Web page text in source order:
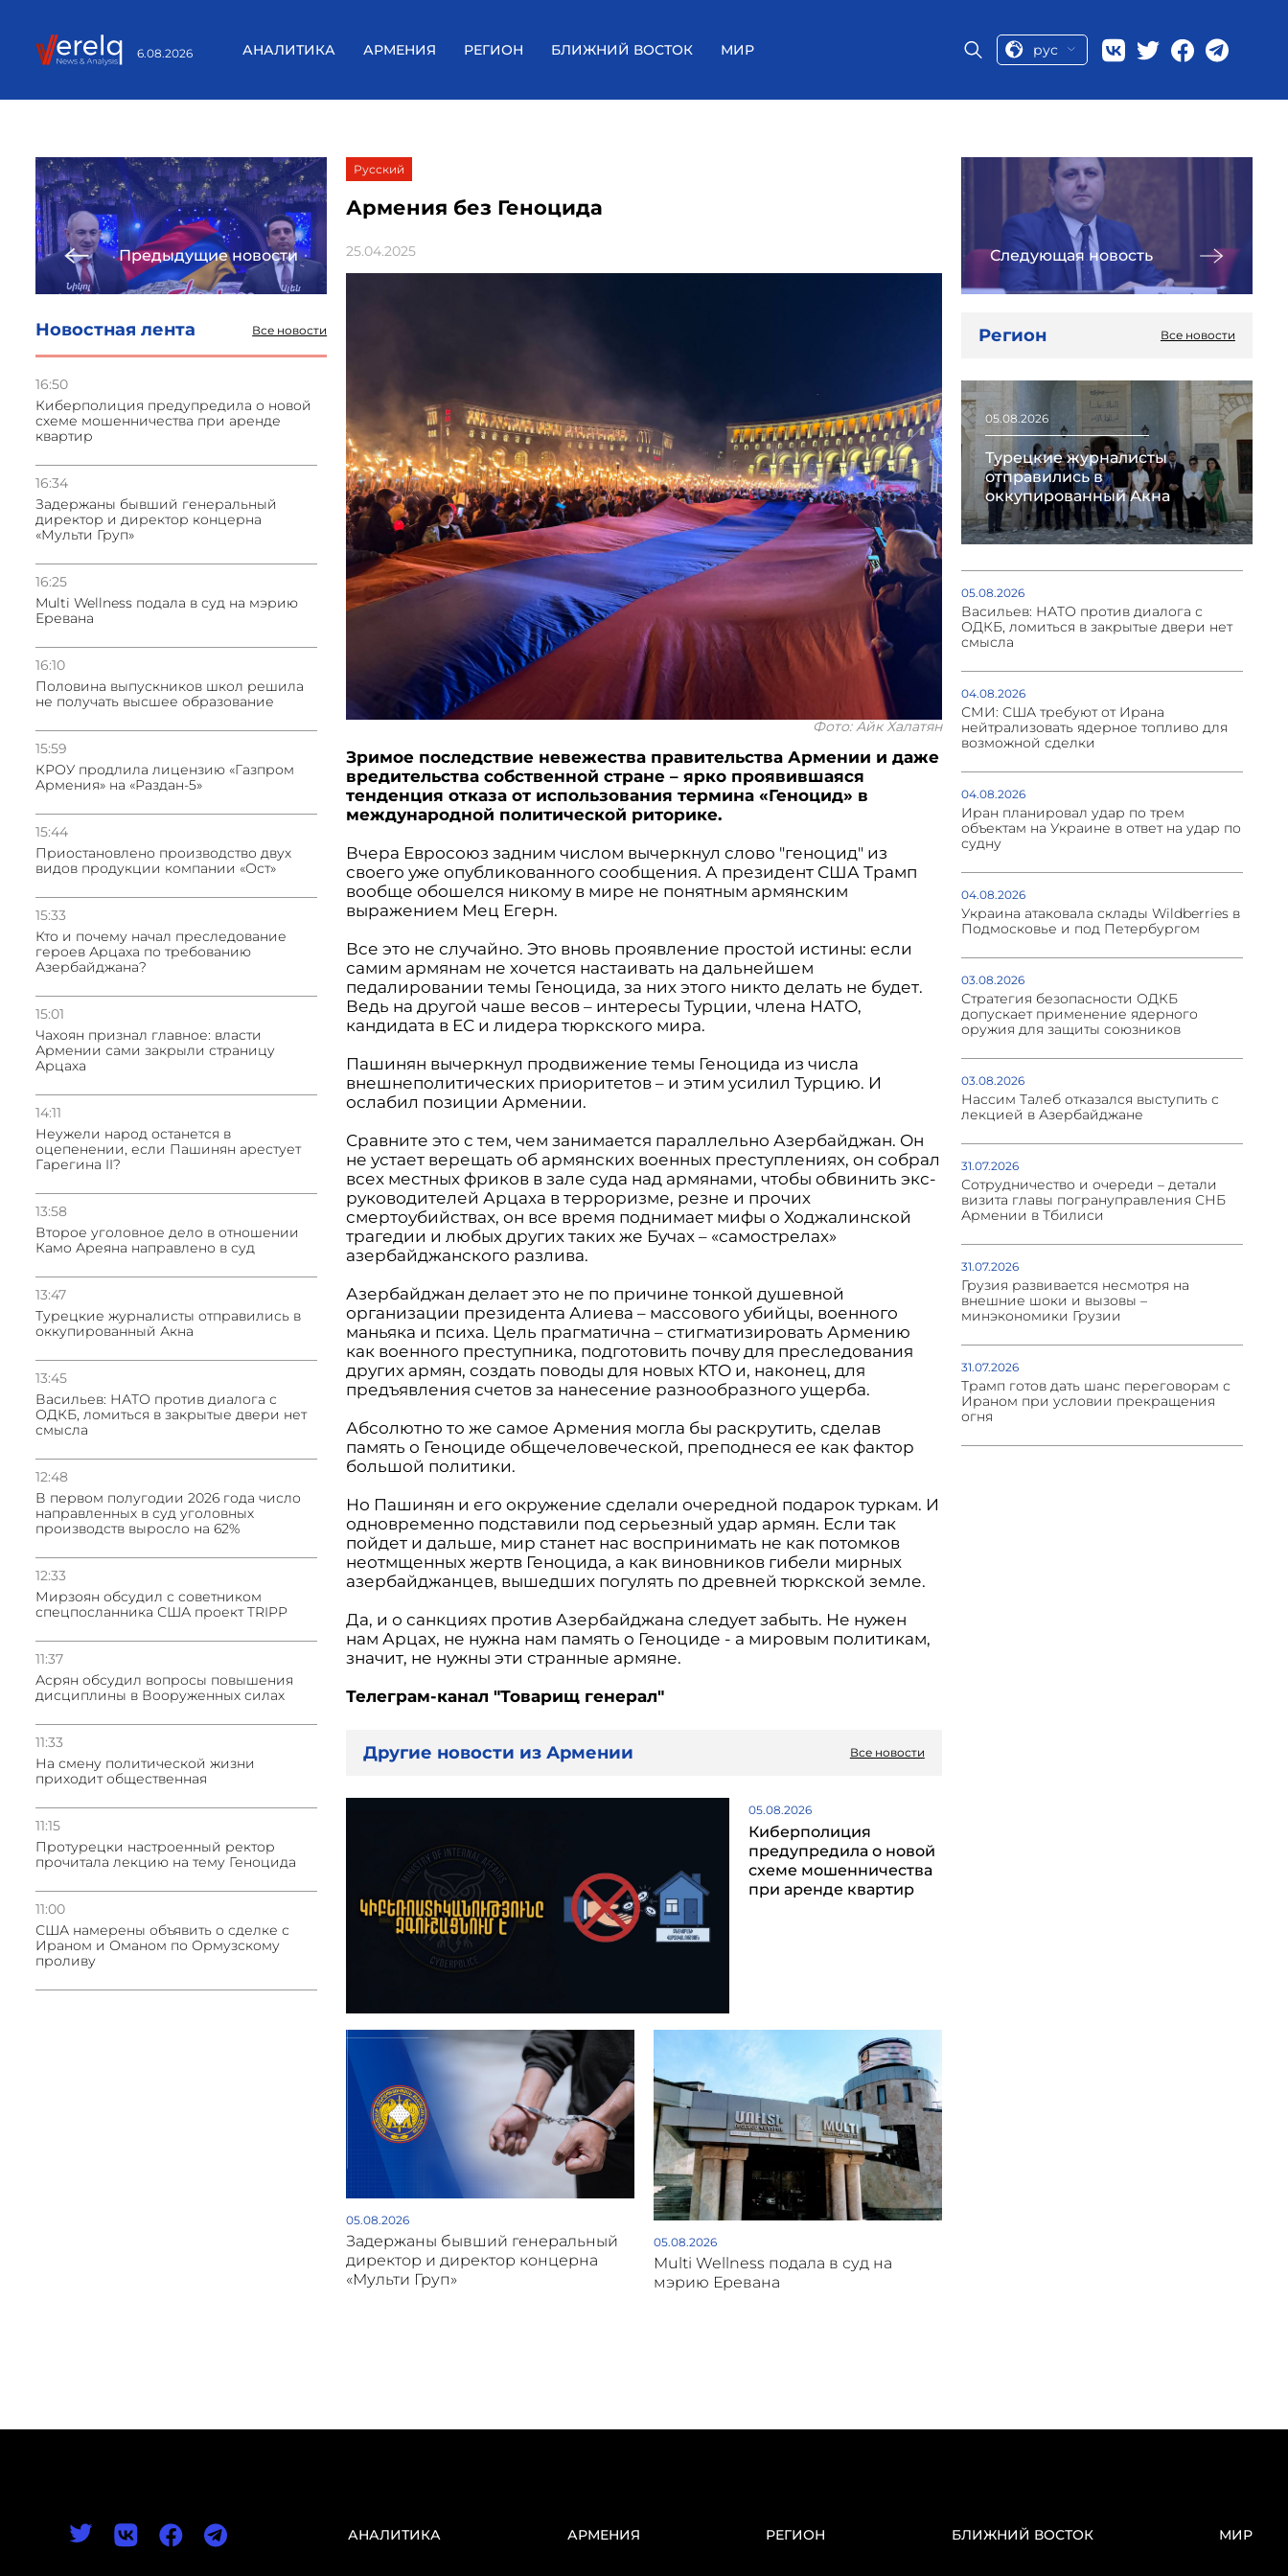
6.08.2026 АНАЛИТИКА АРМЕНИЯ РЕГИОН БЛИЖНИЙ ВОСТОК МИР рус
Предыдущие новости
Новостная лента Все новости
16:50
Киберполиция предупредила о новой
схеме мошенничества при аренде
квартир
16:34
Задержаны бывший генеральный
директор и директор концерна
«Мульти Груп»
16:25
Multi Wellness подала в суд на мэрию
Еревана
16:10
Половина выпускников школ решила
не получать высшее образование
15:59
КРОУ продлила лицензию «Газпром
Армения» на «Раздан-5»
15:44
Приостановлено производство двух
видов продукции компании «Ост»
15:33
Кто и почему начал преследование
героев Арцаха по требованию
Азербайджана?
15:01
Чахоян признал главное: власти
Армении сами закрыли страницу
Арцаха
14:11
Неужели народ останется в
оцепенении, если Пашинян арестует
Гарегина II?
13:58
Второе уголовное дело в отношении
Камо Ареяна направлено в суд
13:47
Турецкие журналисты отправились в
оккупированный Акна
13:45
Васильев: НАТО против диалога с
ОДКБ, ломиться в закрытые двери нет
смысла
12:48
В первом полугодии 2026 года число
направленных в суд уголовных
производств выросло на 62%
12:33
Мирзоян обсудил с советником
спецпосланника США проект TRIPP
11:37
Асрян обсудил вопросы повышения
дисциплины в Вооруженных силах
11:33
На смену политической жизни
приходит общественная
11:15
Протурецки настроенный ректор
прочитала лекцию на тему Геноцида
11:00
США намерены объявить о сделке с
Ираном и Оманом по Ормузскому
проливу
Русский
Армения без Геноцида
25.04.2025
Фото: Айк Халатян
Зримое последствие невежества правительства Армении и даже
вредительства собственной стране – ярко проявившаяся
тенденция отказа от использования термина «Геноцид» в
международной политической риторике.
Вчера Евросоюз задним числом вычеркнул слово "геноцид" из
своего уже опубликованного сообщения. А президент США Трамп
вообще обошелся никому в мире не понятным армянским
выражением Мец Егерн.
Все это не случайно. Это вновь проявление простой истины: если
самим армянам не хочется настаивать на дальнейшем
педалировании темы Геноцида, за них этого никто делать не будет.
Ведь на другой чаше весов – интересы Турции, члена НАТО,
кандидата в ЕС и лидера тюркского мира.
Пашинян вычеркнул продвижение темы Геноцида из числа
внешнеполитических приоритетов – и этим усилил Турцию. И
ослабил позиции Армении.
Сравните это с тем, чем занимается параллельно Азербайджан. Он
не устает верещать об армянских военных преступлениях, он собрал
всех местных фриков в зале суда над армянами, чтобы обвинить экс-
руководителей Арцаха в терроризме, резне и прочих
смертоубийствах, он все время поднимает мифы о Ходжалинской
трагедии и любых других таких же Бучах – «самострелах»
азербайджанского разлива.
Азербайджан делает это не по причине тонкой душевной
организации президента Алиева – массового убийцы, военного
маньяка и психа. Цель прагматична – стигматизировать Армению
как военного преступника, подготовить почву для преследования
других армян, создать поводы для новых КТО и, наконец, для
предъявления счетов за нанесение разнообразного ущерба.
Абсолютно то же самое Армения могла бы раскрутить, сделав
память о Геноциде общечеловеческой, преподнеся ее как фактор
большой политики.
Но Пашинян и его окружение сделали очередной подарок туркам. И
одновременно подставили под серьезный удар армян. Если так
пойдет и дальше, мир станет нас воспринимать не как потомков
неотмщенных жертв Геноцида, а как виновников гибели мирных
азербайджанцев, вышедших погулять по древней тюркской земле.
Да, и о санкциях против Азербайджана следует забыть. Не нужен
нам Арцах, не нужна нам память о Геноциде - а мировым политикам,
значит, не нужны эти странные армяне.
Телеграм-канал "Товарищ генерал"
Другие новости из Армении Все новости
05.08.2026
Киберполиция
предупредила о новой
схеме мошенничества
при аренде квартир
05.08.2026
Задержаны бывший генеральный
директор и директор концерна
«Мульти Груп»
05.08.2026
Multi Wellness подала в суд на
мэрию Еревана
Следующая новость
Регион Все новости
05.08.2026
Турецкие журналисты
отправились в
оккупированный Акна
05.08.2026
Васильев: НАТО против диалога с
ОДКБ, ломиться в закрытые двери нет
смысла
04.08.2026
СМИ: США требуют от Ирана
нейтрализовать ядерное топливо для
возможной сделки
04.08.2026
Иран планировал удар по трем
объектам на Украине в ответ на удар по
судну
04.08.2026
Украина атаковала склады Wildberries в
Подмосковье и под Петербургом
03.08.2026
Стратегия безопасности ОДКБ
допускает применение ядерного
оружия для защиты союзников
03.08.2026
Нассим Талеб отказался выступить с
лекцией в Азербайджане
31.07.2026
Сотрудничество и очереди – детали
визита главы погрануправления СНБ
Армении в Тбилиси
31.07.2026
Грузия развивается несмотря на
внешние шоки и вызовы –
минэкономики Грузии
31.07.2026
Трамп готов дать шанс переговорам с
Ираном при условии прекращения
огня
АНАЛИТИКА АРМЕНИЯ РЕГИОН БЛИЖНИЙ ВОСТОК МИР